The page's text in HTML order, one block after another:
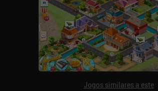
Jogos similares a este